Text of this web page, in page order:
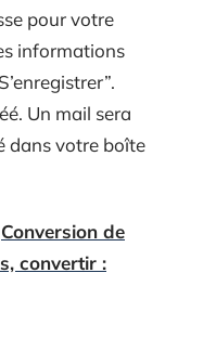
pour votre
informations
Un mail sera
dans votre boîte
Conversion de
convertir :